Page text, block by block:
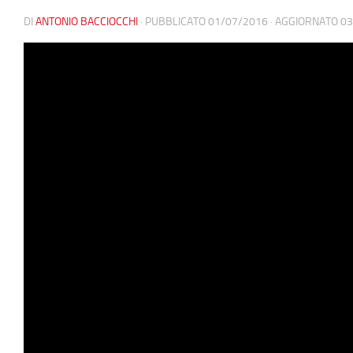
DI ANTONIO BACCIOCCHI · PUBBLICATO01/07/2016 · AGGIORNATO